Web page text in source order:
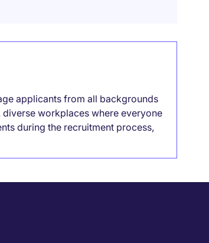
applicants from all backgrounds
workplaces where everyone
during the recruitment process,